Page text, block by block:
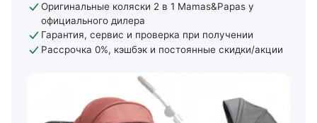
Оригинальные коляски 2 в 1 Mamas&Papas у
официального дилера
Гарантия, сервис и проверка при получении
Рассрочка 0%, кэшбэк и постоянные скидки/акции